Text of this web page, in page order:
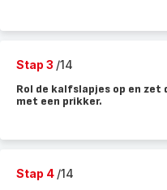
Stap 3 /14
Rol de kalfslapjes op en zet
met een prikker.
Stap 4 /14